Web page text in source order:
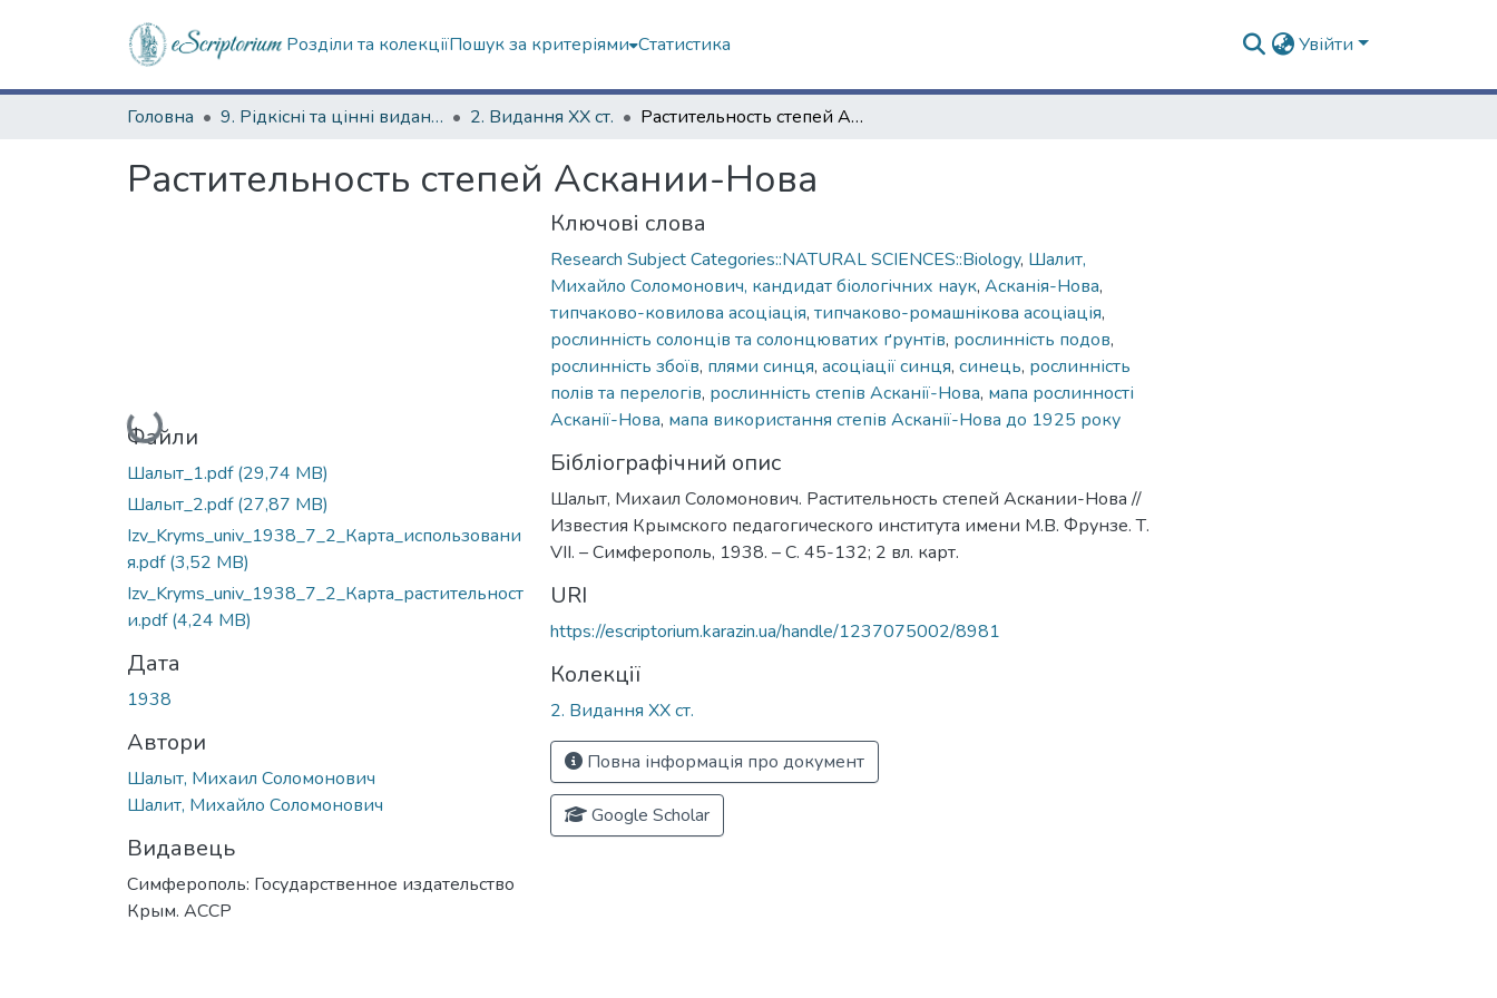
Розділи та колекціїПошук за критеріями Статистика Увійти
Головна 9. Рідкісні та цінні видання 2. Видання ХХ ст. Растительность степей Аскании-Нова
Растительность степей Аскании-Нова
Вантажиться...
Файли
Шалыт_1.pdf(29,74 MB)
Шалыт_2.pdf(27,87 MB)
Izv_Kryms_univ_1938_7_2_Карта_использовани
я.pdf(3,52 MB)
Izv_Kryms_univ_1938_7_2_Карта_растительност
и.pdf(4,24 MB)
Дата
1938
Автори
Шалыт, Михаил Соломонович
Шалит, Михайло Соломонович
Видавець
Симферополь: Государственное издательство
Крым. АССР
Ключові слова
Research Subject Categories::NATURAL SCIENCES::Biology, Шалит,
Михайло Соломонович, кандидат біологічних наук, Асканія-Нова,
типчаково-ковилова асоціація, типчаково-ромашнікова асоціація,
рослинність солонців та солонцюватих ґрунтів, рослинність подов,
рослинність збоїв, плями синця, асоціації синця, синець, рослинність
полів та перелогів, рослинність степів Асканії-Нова, мапа рослинності
Асканії-Нова, мапа використання степів Асканії-Нова до 1925 року
Бібліографічний опис
Шалыт, Михаил Соломонович. Растительность степей Аскании-Нова //
Известия Крымского педагогического института имени М.В. Фрунзе. Т.
VII. – Симферополь, 1938. – С. 45-132; 2 вл. карт.
URI
https://escriptorium.karazin.ua/handle/1237075002/8981
Колекції
2. Видання ХХ ст.
Повна інформація про документ
Google Scholar